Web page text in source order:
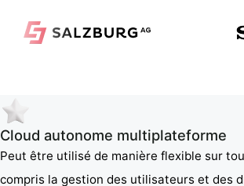
Cloud autonome multiplateforme
Peut être utilisé de manière flexible sur
compris la gestion des utilisateurs et des